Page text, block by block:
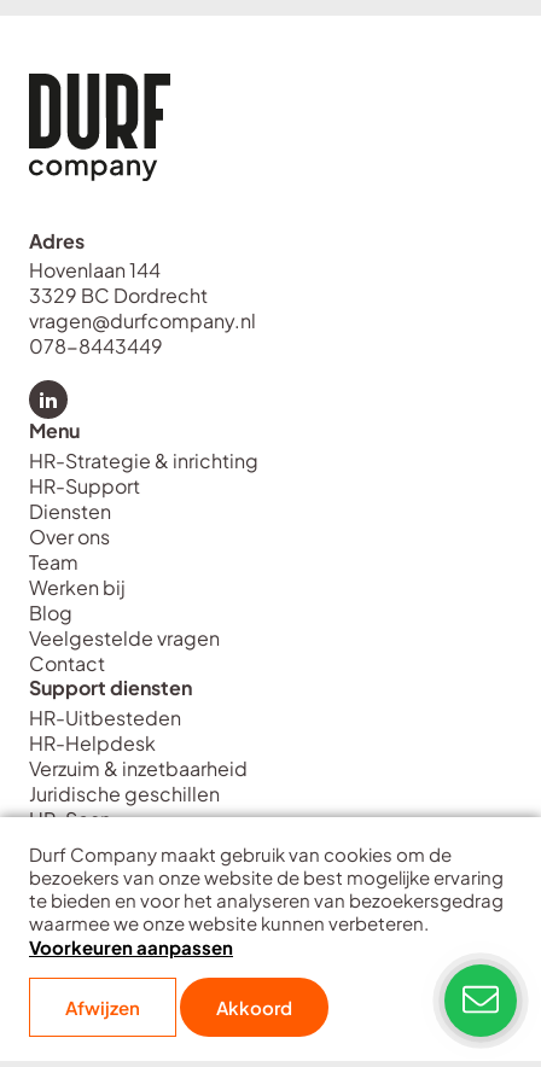
Durf Company maakt gebruik van cookies om de
bezoekers van onze website de best mogelijke ervaring
te bieden en voor het analyseren van bezoekersgedrag
waarmee we onze website kunnen verbeteren.
Voorkeuren aanpassen
Afwijzen Akkoord
Adres
Hovenlaan 144
3329 BC Dordrecht
vragen@durfcompany.nl
078-8443449
Bekijk LinkedIn van Durf Company
Menu
HR-Strategie & inrichting
HR-Support
Diensten
Over ons
Team
Werken bij
Blog
Veelgestelde vragen
Contact
Support diensten
HR-Uitbesteden
HR-Helpdesk
Verzuim & inzetbaarheid
Juridische geschillen
HR-Scan
Strategie diensten
HR Strategie & Inrichting
HR Transformatie & Implementatie
HR Training & Coaching
HR Data & Analytics
Interim HR
Durf Company | Hart voor ondernemers